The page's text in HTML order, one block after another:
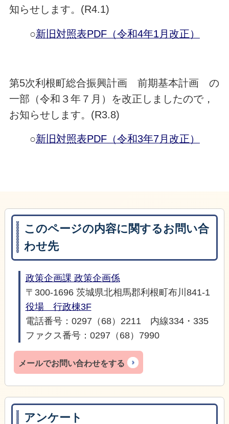
知らせします。(R4.1)
○新旧対照表PDF（令和4年1月改正）
第5次利根町総合振興計画 前期基本計画 の
一部（令和３年７月）を改正しましたので，
お知らせします。(R3.8)
○新旧対照表PDF（令和3年7月改正）
このページの内容に関するお問い合
わせ先
政策企画課 政策企画係
〒300-1696 茨城県北相馬郡利根町布川841-1
役場 行政棟3F
電話番号：0297（68）2211 内線334・335
ファクス番号：0297（68）7990
メールでお問い合わせをする
アンケート